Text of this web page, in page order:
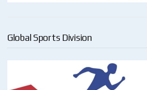
Global Sports Division